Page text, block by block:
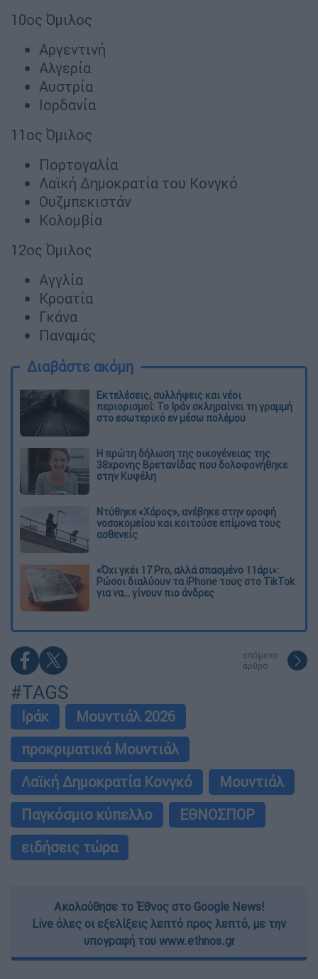
10ος Όμιλος
Αργεντινή
Αλγερία
Αυστρία
Ιορδανία
11ος Όμιλος
Πορτογαλία
Λαϊκή Δημοκρατία του Κονγκό
Ουζμπεκιστάν
Κολομβία
12ος Όμιλος
Αγγλία
Κροατία
Γκάνα
Παναμάς
Διαβάστε ακόμη
Εκτελέσεις, συλλήψεις και νέοι
περιορισμοί: Το Ιράν σκληραίνει τη γραμμή
στο εσωτερικό εν μέσω πολέμου
Η πρώτη δήλωση της οικογένειας της
38χρονης Βρετανίδας που δολοφονήθηκε
στην Κυψέλη
Ντύθηκε «Χάρος», ανέβηκε στην οροφή
νοσοκομείου και κοιτούσε επίμονα τους
ασθενείς
«Όχι γκέι 17 Pro, αλλά σπασμένο 11άρι»:
Ρώσοι διαλύουν τα iPhone τους στο TikTok
για να... γίνουν πιο άνδρες
επόμενο
άρθρο
#TAGS
Ιράκ
Μουντιάλ 2026
προκριματικά Μουντιάλ
Λαϊκή Δημοκρατία Κονγκό
Μουντιάλ
Παγκόσμιο κύπελλο
ΕΘΝΟΣΠΟΡ
ειδήσεις τώρα
Ακολούθησε το Έθνος στο Google News!
Live όλες οι εξελίξεις λεπτό προς λεπτό, με την
υπογραφή του www.ethnos.gr